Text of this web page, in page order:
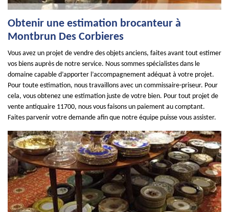
Obtenir une estimation brocanteur à
Montbrun Des Corbieres
Vous avez un projet de vendre des objets anciens, faites avant tout estimer
vos biens auprès de notre service. Nous sommes spécialistes dans le
domaine capable d’apporter l’accompagnement adéquat à votre projet.
Pour toute estimation, nous travaillons avec un commissaire-priseur. Pour
cela, vous obtenez une estimation juste de votre bien. Pour tout projet de
vente antiquaire 11700, nous vous faisons un paiement au comptant.
Faites parvenir votre demande afin que notre équipe puisse vous assister.